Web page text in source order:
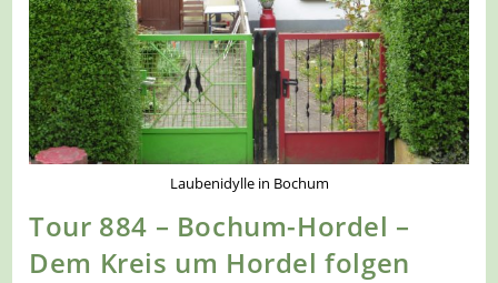
Laubenidylle in Bochum
Tour 884 – Bochum-Hordel –
Dem Kreis um Hordel folgen